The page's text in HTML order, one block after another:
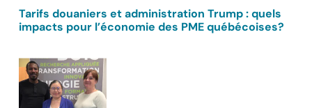
Tarifs douaniers et administration Trump : quels
impacts pour l’économie des PME québécoises?